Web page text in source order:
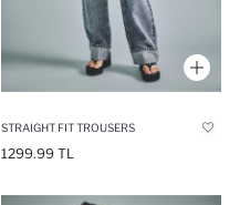
STRAIGHT FIT TROUSERS
1299.99 TL